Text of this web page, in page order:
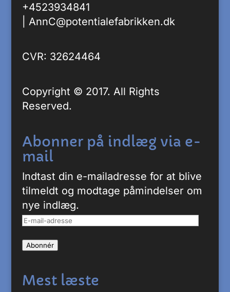
+4523934841
AnnC@potentialefabrikken.dk
CVR: 32624464
Copyright © 2017. All Rights
Reserved.
Abonner på indlæg via e-
mail
Indtast din e-mailadresse for at blive
tilmeldt og modtage påmindelser om
nye indlæg.
E-
adresse
Abonnér
Mest læste